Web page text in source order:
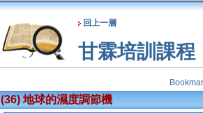
回上一層
甘霖培訓課程
(36) 地球的濕度調節機